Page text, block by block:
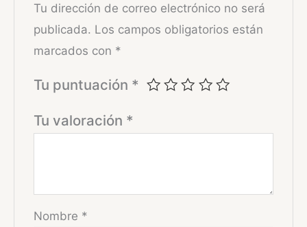
Tu dirección de correo electrónico no será
publicada. Los campos obligatorios están
marcados con *
Tu puntuación *
Tu valoración *
Nombre *